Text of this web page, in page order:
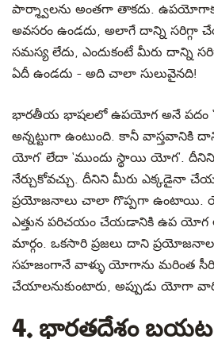
పార్శ్వాలను అంతగా తాకదు.
అవసరం ఉండదు, అలాగే దాన్ని సరిగ్గా
సమస్య లేదు, ఎందుకంటే మీరు దాన్ని
ఏదీ ఉండదు - అది చాలా సులువైనది!
భారతీయ భాషలలో ఉపయోగ అనే పదం
అన్నట్టుగా ఉంటుంది. కానీ వాస్తవానికి
యోగ’ లేదా ‘ముందు స్థాయి యోగ’.
నేర్చుకోవచ్చు. దీనిని మీరు ఎక్కడైనా
ప్రయోజనాలు చాలా గొప్పగా ఉంటాయి.
ఎత్తున పరిచయం చేయడానికి ఉప యోగ
మార్గం. ఒకసారి ప్రజలు దాని
సహజంగానే వాళ్ళు యోగాను మరింత
చేయాలనుకుంటారు, అప్పుడు యోగా
4. భారతదేశం